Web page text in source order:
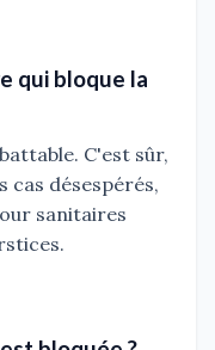
qui bloque la
C'est sûr,
cas désespérés,
sanitaires